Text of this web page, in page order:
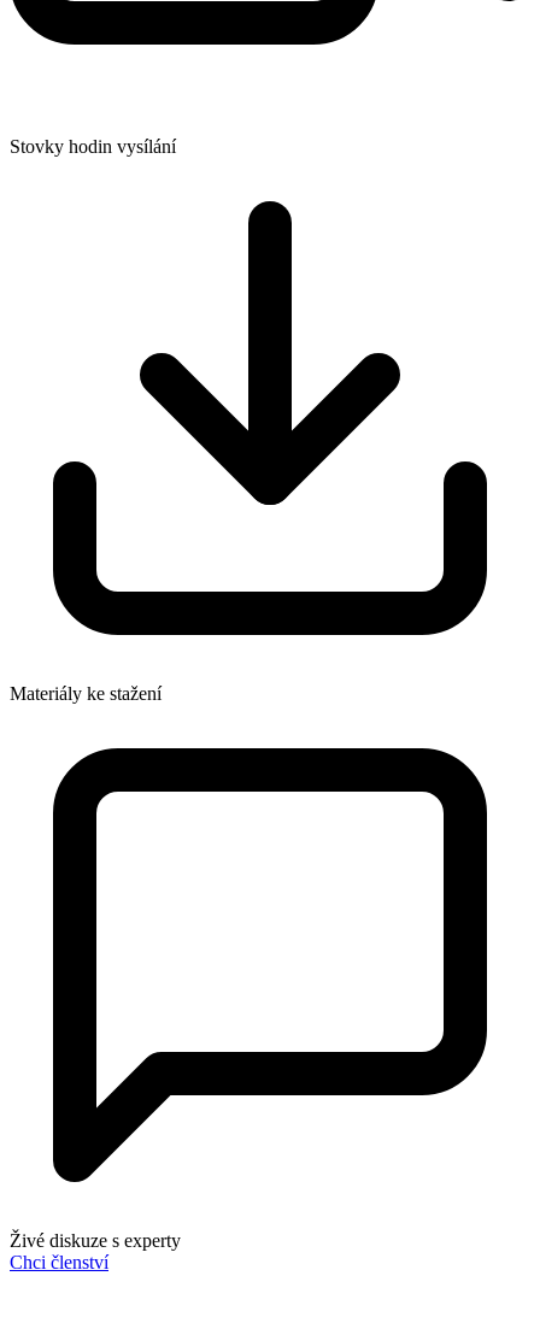
Stovky hodin vysílání
Materiály ke stažení
Živé diskuze s experty
Chci členství